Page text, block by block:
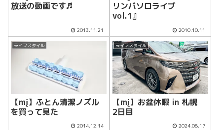
放送の動画です♬
2013.11.21
リンバソロライブ
vol.1』
2010.10.11
ライフスタイル
【mį】ふとん清潔ノズル
を買って見た
2014.12.14
ライフスタイル
【mį】お盆休暇 in 札幌
2日目
2024.08.17